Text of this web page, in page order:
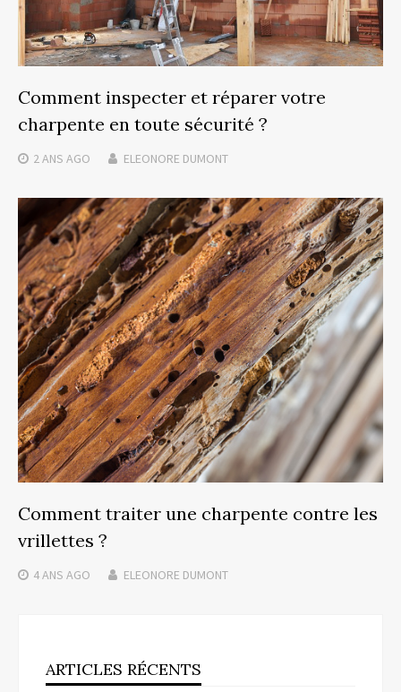
Comment inspecter et réparer votre
charpente en toute sécurité ?
2 ANS AGO ELEONORE DUMONT
Comment traiter une charpente contre les
vrillettes ?
4 ANS AGO ELEONORE DUMONT
ARTICLES RÉCENTS